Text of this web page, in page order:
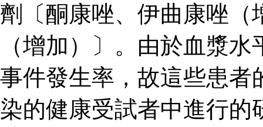
劑〔酮康唑、伊曲康唑（
（增加）〕。由於血漿
事件發生率，故這些患者
染的健康受試者中進行的